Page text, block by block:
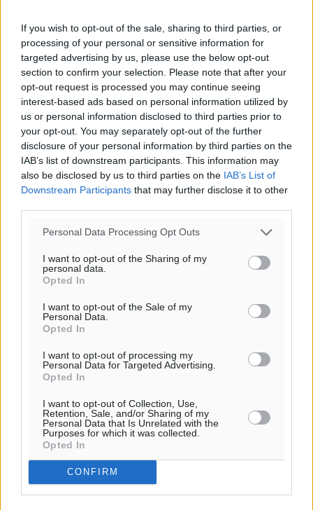
If you wish to opt-out of the sale, sharing to third parties, or
processing of your personal or sensitive information for
targeted advertising by us, please use the below opt-out
section to confirm your selection. Please note that after your
opt-out request is processed you may continue seeing
interest-based ads based on personal information utilized by
us or personal information disclosed to third parties prior to
your opt-out. You may separately opt-out of the further
disclosure of your personal information by third parties on the
IAB’s list of downstream participants. This information may
also be disclosed by us to third parties on the IAB’s List of
Downstream Participants that may further disclose it to other
Personal Data Processing Opt Outs
I want to opt-out of the Sharing of my
personal data.
Opted In
I want to opt-out of the Sale of my
Personal Data.
Opted In
I want to opt-out of processing my
Personal Data for Targeted Advertising.
Opted In
I want to opt-out of Collection, Use,
Retention, Sale, and/or Sharing of my
Personal Data that Is Unrelated with the
Purposes for which it was collected.
Opted In
CONFIRM
11km/h
Δ-ΒΔ
26°/27°
06:18
20:07
πρόγνωση:
31°
ΣΑ
29°
ΚΥ
29°
ΔΕ